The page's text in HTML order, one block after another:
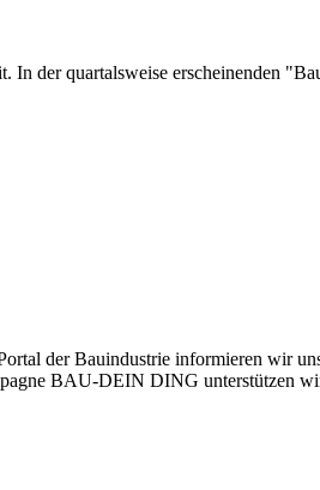
der quartalsweise erscheinenden
der Bauindustrie informieren wir
BAU-DEIN DING unterstützen